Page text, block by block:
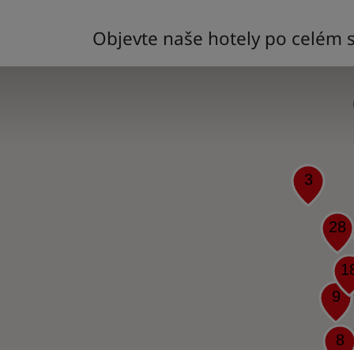
Objevte naše hotely po celém
9
28
8
3